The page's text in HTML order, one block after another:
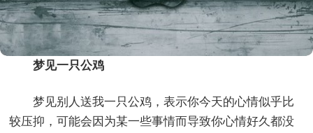
梦见一只公鸡
梦见别人送我一只公鸡，表示你今天的心情似乎比
较压抑，可能会因为某一些事情而导致你心情好久都没